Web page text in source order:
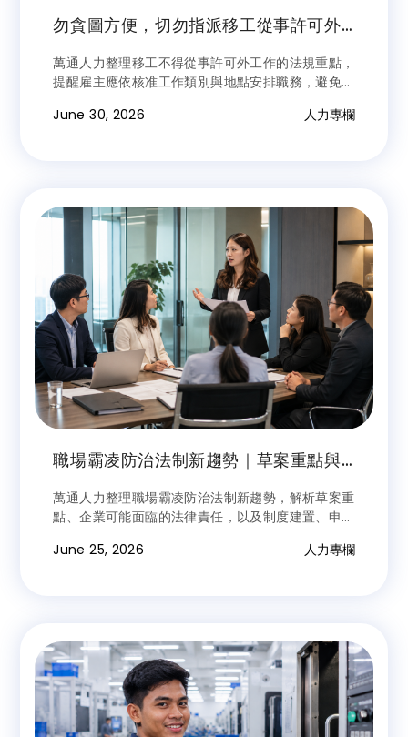
勿貪圖方便，切勿指派移工從事許可外
萬通人力整理移工不得從事許可外工作的法規重點，
提醒雇主應依核准工作類別與地點安排職務，避免因
June 30, 2026 人力專欄
職場霸凌防治法制新趨勢｜草案重點與
萬通人力整理職場霸凌防治法制新趨勢，解析草案重
點、企業可能面臨的法律責任，以及制度建置、申訴
管理。
June 25, 2026 人力專欄